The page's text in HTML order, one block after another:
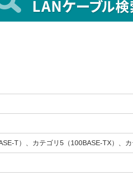
T）、カテゴリ5（100BASE-TX）、